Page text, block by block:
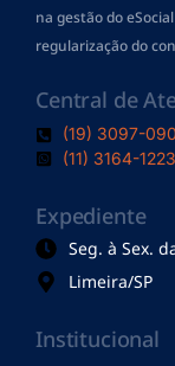
na gestão do
regularização do
Central de
(19) 3097-
(11) 3164-1223
Expediente
Seg. à Sex.
Limeira/SP
Institucional